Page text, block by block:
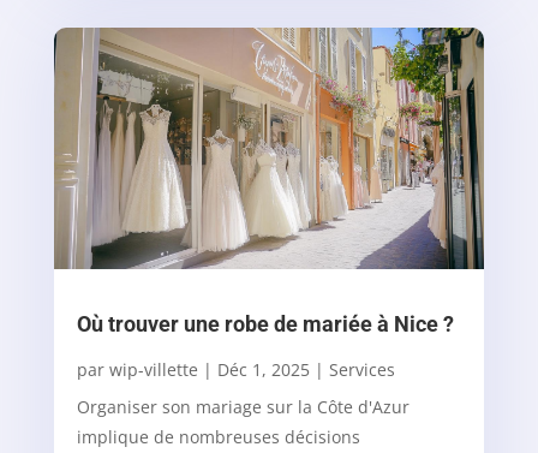
Où trouver une robe de mariée à Nice ?
par wip-villette | Déc 1, 2025| Services
Organiser son mariage sur la Côte d'Azur
implique de nombreuses décisions